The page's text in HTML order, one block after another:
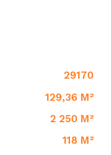
29170
129,36 M²
2 250 M²
118 M²